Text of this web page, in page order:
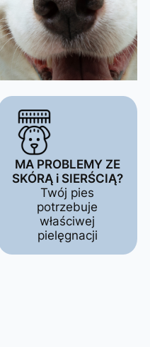
MA PROBLEMY ZE
SKÓRĄ i SIERŚCIĄ?
Twój pies
potrzebuje
właściwej
pielęgnacji